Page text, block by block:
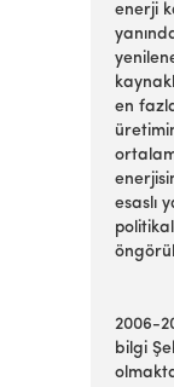
enerji
en
esaslı
2006-
bilgi